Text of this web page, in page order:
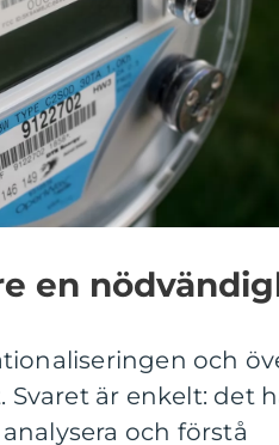
en
och
är enkelt: det
och förstå